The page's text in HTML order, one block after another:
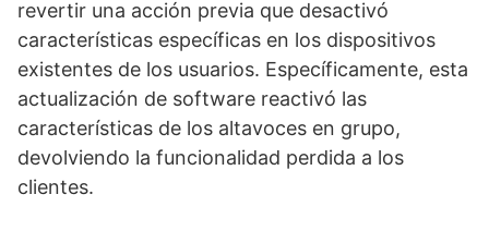
revertir una acción previa que desactivó
características específicas en los dispositivos
existentes de los usuarios. Específicamente, esta
actualización de software reactivó las
características de los altavoces en grupo,
devolviendo la funcionalidad perdida a los
clientes.